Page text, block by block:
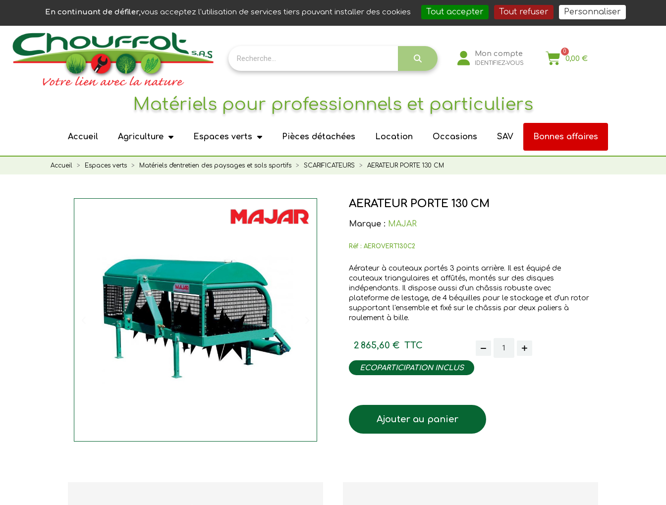
Notre société Nos services Nos actualités Nous rejoindreEspace Pro
Mon compte
IDENTIFIEZ-VOUS
0,00 €
Matériels pour professionnels et particuliers
Accueil Agriculture Espaces verts Pièces détachées Location Occasions SAV Bonnes affaires
Accueil Espaces verts Matériels d'entretien des paysages et sols sportifs SCARIFICATEURS AERATEUR PORTE 130 CM
AERATEUR PORTE 130 CM
Marque : MAJAR
Réf : AEROVERT130C2
Aérateur à couteaux portés 3 points arrière. Il est équipé de
couteaux triangulaires et affûtés, montés sur des disques
indépendants. Il dispose aussi d'un châssis robuste avec
plateforme de lestage, de 4 béquilles pour le stockage et d'un rotor
supportant l'ensemble et fixé sur le châssis par deux paliers à
roulement à bille.
2 865,60 € TTC
ECOPARTICIPATION INCLUS
Ajouter au panier
En continuant de défiler,vous acceptez l'utilisation de services tiers pouvant installer des cookies Tout accepter Tout refuser Personnaliser